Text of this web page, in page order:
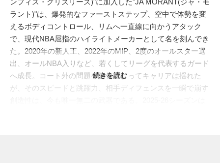
ンフィス・グリズリーズ)"に加入した"JA MORANT(ジャ・モ
ラント)"は、爆発的なファーストステップ、空中で体勢を変
えるボディコントロール、リムへ一直線に向かうアタック
で、現代NBA屈指のハイライトメーカーとして名を刻んでき
た。2020年の新人王、2022年のMIP、2度のオールスター選
出、オールNBA入りなど、若くしてリーグを代表するガード
へ成長。コート外の問題や負傷によってキャリアは揺れた
が、そのスピードと跳躍力、相手ディフェンスを一瞬で崩す
続きを読む